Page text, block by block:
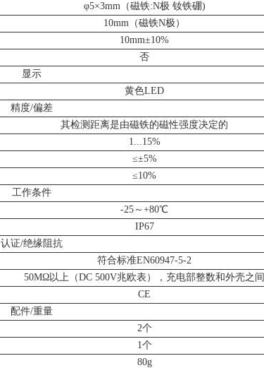
φ5×3mm（磁铁:N极 钕铁硼)
10mm（磁铁N极）
10mm±10%
否
显示
黄色LED
精度/偏差
其检测距离是由磁铁的磁性强度决定的
1...15%
≤±5%
≤10%
工作条件
-25～+80℃
IP67
认证/绝缘阻抗
符合标准EN60947-5-2
50MΩ以上（DC 500V兆欧表），充电部整数和外壳之间
CE
配件/重量
2个
1个
80g